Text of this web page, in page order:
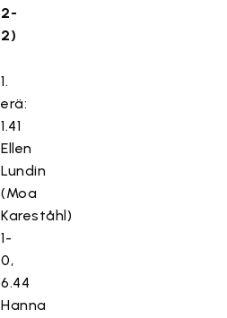
2-
2)
1.
erä:
1.41
Ellen
Lundin
(Moa
Kareståhl)
1-
0,
6.44
Hanna